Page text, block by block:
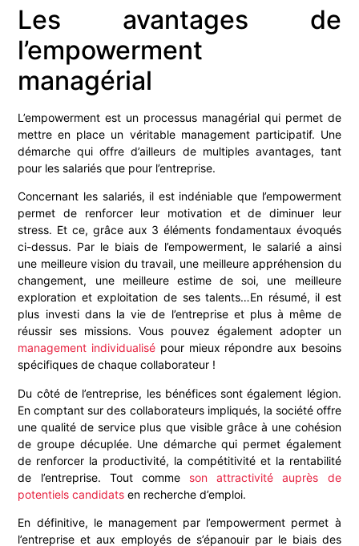
Les avantages de
l’empowerment
managérial
L’empowerment est un processus managérial qui permet de
mettre en place un véritable management participatif. Une
démarche qui offre d’ailleurs de multiples avantages, tant
pour les salariés que pour l’entreprise.
Concernant les salariés, il est indéniable que l’empowerment
permet de renforcer leur motivation et de diminuer leur
stress. Et ce, grâce aux 3 éléments fondamentaux évoqués
ci-dessus. Par le biais de l’empowerment, le salarié a ainsi
une meilleure vision du travail, une meilleure appréhension du
changement, une meilleure estime de soi, une meilleure
exploration et exploitation de ses talents…En résumé, il est
plus investi dans la vie de l’entreprise et plus à même de
réussir ses missions. Vous pouvez également adopter un
management individualisé pour mieux répondre aux besoins
spécifiques de chaque collaborateur !
Du côté de l’entreprise, les bénéfices sont également légion.
En comptant sur des collaborateurs impliqués, la société offre
une qualité de service plus que visible grâce à une cohésion
de groupe décuplée. Une démarche qui permet également
de renforcer la productivité, la compétitivité et la rentabilité
de l’entreprise. Tout comme son attractivité auprès de
potentiels candidats en recherche d’emploi.
En définitive, le management par l’empowerment permet à
l’entreprise et aux employés de s’épanouir par le biais des